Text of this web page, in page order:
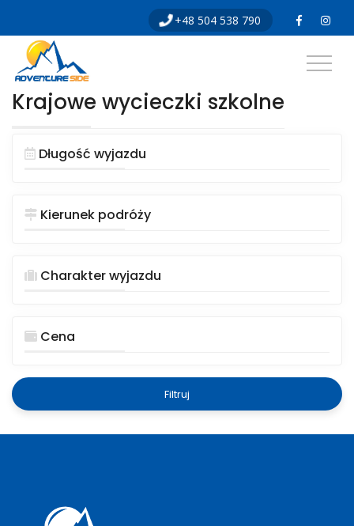
content
+48 504 538 790
Krajowe wycieczki szkolne
Długość wyjazdu
Kierunek podróży
Charakter wyjazdu
Cena
Filtruj